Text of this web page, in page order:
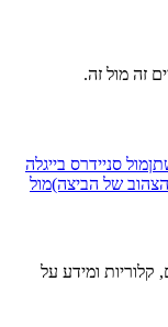
זה מול זה.
מול סניידרס בייגלה
של הביצה)מול
קלוריות ומידע על